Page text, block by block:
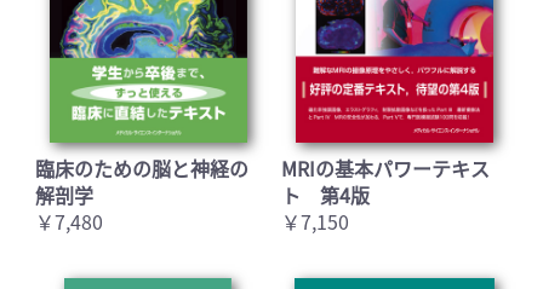
臨床のための脳と神経の
解剖学
￥7,480
MRIの基本パワーテキス
ト 第4版
￥7,150